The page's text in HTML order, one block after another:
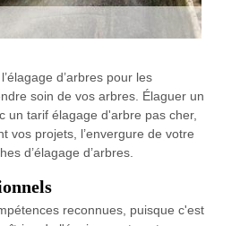
d’arbres pour les
soin de vos arbres. Élaguer un
un tarif élagage d'arbre pas cher,
vos projets, l’envergure de votre
d’élagage d’arbres.
reconnues, puisque c'est